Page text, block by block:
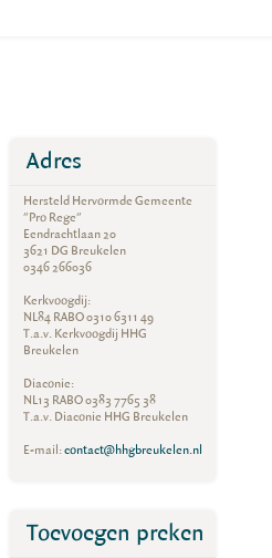
Adres
Hersteld Hervormde Gemeente
"Pro Rege"
Eendrachtlaan 20
3621 DG Breukelen
0346 266036
Kerkvoogdij:
NL84 RABO 0310 6311 49
T.a.v. Kerkvoogdij HHG
Breukelen
Diaconie:
NL13 RABO 0383 7765 38
T.a.v. Diaconie HHG Breukelen
E-mail:contact@hhgbreukelen.nl
Toevoegen preken